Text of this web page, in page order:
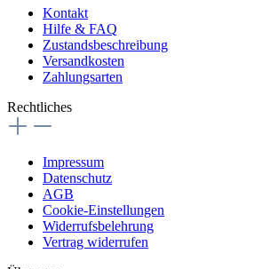
Kontakt
Hilfe & FAQ
Zustandsbeschreibung
Versandkosten
Zahlungsarten
Rechtliches
Impressum
Datenschutz
AGB
Cookie-Einstellungen
Widerrufsbelehrung
Vertrag widerrufen